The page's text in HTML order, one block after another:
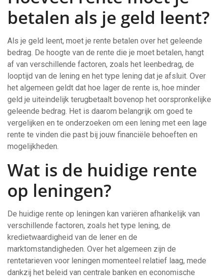
betalen als je geld leent?
Als je geld leent, moet je rente betalen over het geleende
bedrag. De hoogte van de rente die je moet betalen, hangt
af van verschillende factoren, zoals het leenbedrag, de
looptijd van de lening en het type lening dat je afsluit. Over
het algemeen geldt dat hoe lager de rente is, hoe minder
geld je uiteindelijk terugbetaalt bovenop het oorspronkelijke
geleende bedrag. Het is daarom belangrijk om goed te
vergelijken en te onderzoeken om een lening met een lage
rente te vinden die past bij jouw financiële behoeften en
mogelijkheden.
Wat is de huidige rente
op leningen?
De huidige rente op leningen kan variëren afhankelijk van
verschillende factoren, zoals het type lening, de
kredietwaardigheid van de lener en de
marktomstandigheden. Over het algemeen zijn de
rentetarieven voor leningen momenteel relatief laag, mede
dankzij het beleid van centrale banken en economische